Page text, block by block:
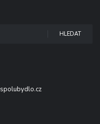
HLEDAT
spolubydlo.cz